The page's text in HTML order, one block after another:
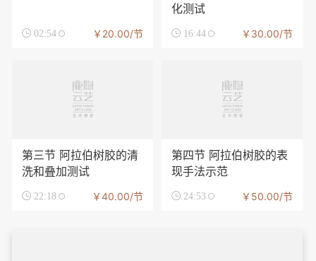
 02:54 ￥20.00/节
化测试
 16:44 ￥30.00/节
第三节 阿拉伯树胶的清
洗和叠加测试
 22:18 ￥40.00/节
第四节 阿拉伯树胶的表
现手法示范
 24:53 ￥50.00/节